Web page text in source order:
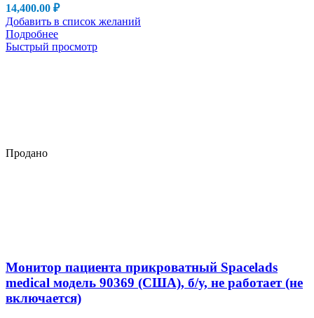
Продано
14,400.00 ₽
Добавить в список желаний
Подробнее
Быстрый просмотр
Монитор пациента прикроватный Spacelads
medical модель 90369 (США), б/у, не работает (не
включается)